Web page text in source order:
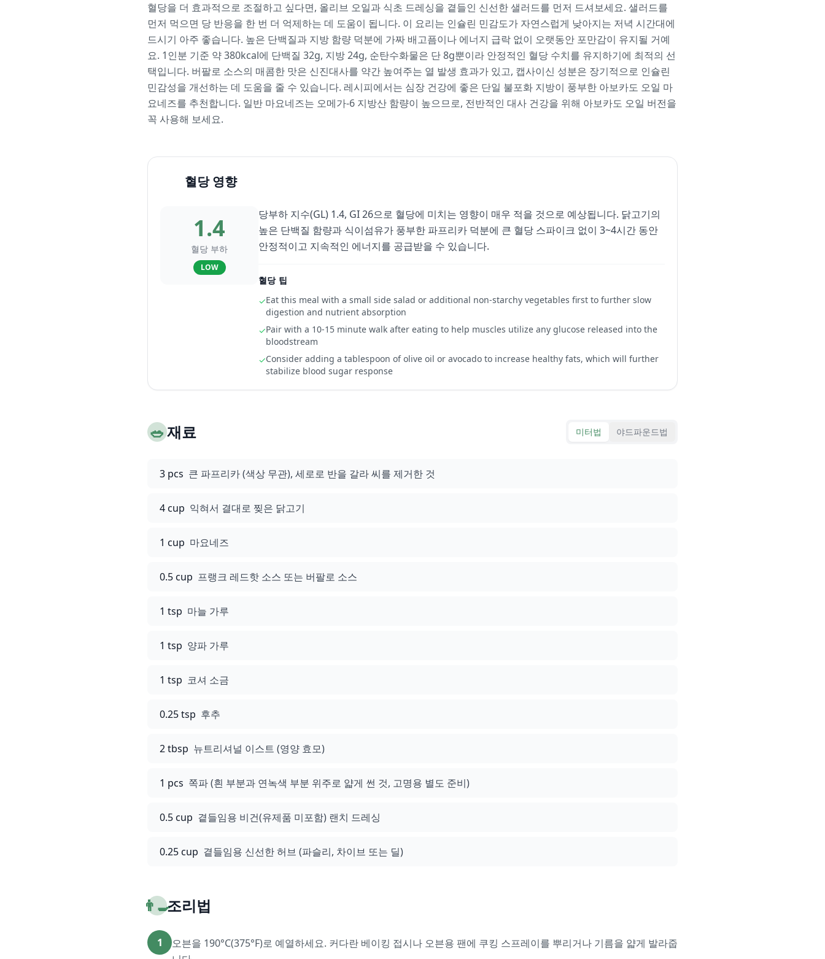
혈당을 더 효과적으로 조절하고 싶다면, 올리브 오일과 식초 드레싱을 곁들인 신선한 샐러드를 먼저 드셔보세요. 샐러드를
먼저 먹으면 당 반응을 한 번 더 억제하는 데 도움이 됩니다. 이 요리는 인슐린 민감도가 자연스럽게 낮아지는 저녁 시간대에
드시기 아주 좋습니다. 높은 단백질과 지방 함량 덕분에 가짜 배고픔이나 에너지 급락 없이 오랫동안 포만감이 유지될 거예
요. 1인분 기준 약 380kcal에 단백질 32g, 지방 24g, 순탄수화물은 단 8g뿐이라 안정적인 혈당 수치를 유지하기에 최적의 선
택입니다. 버팔로 소스의 매콤한 맛은 신진대사를 약간 높여주는 열 발생 효과가 있고, 캡사이신 성분은 장기적으로 인슐린
민감성을 개선하는 데 도움을 줄 수 있습니다. 레시피에서는 심장 건강에 좋은 단일 불포화 지방이 풍부한 아보카도 오일 마
요네즈를 추천합니다. 일반 마요네즈는 오메가-6 지방산 함량이 높으므로, 전반적인 대사 건강을 위해 아보카도 오일 버전을
꼭 사용해 보세요.
혈당 영향
1.4
혈당 부하
LOW
당부하 지수(GL) 1.4, GI 26으로 혈당에 미치는 영향이 매우 적을 것으로 예상됩니다. 닭고기의
높은 단백질 함량과 식이섬유가 풍부한 파프리카 덕분에 큰 혈당 스파이크 없이 3~4시간 동안
안정적이고 지속적인 에너지를 공급받을 수 있습니다.
혈당 팁
✓Eat this meal with a small side salad or additional non-starchy vegetables first to further slow
digestion and nutrient absorption
✓Pair with a 10-15 minute walk after eating to help muscles utilize any glucose released into the
bloodstream
✓Consider adding a tablespoon of olive oil or avocado to increase healthy fats, which will further
stabilize blood sugar response
🥗재료 미터법 야드파운드법
3 pcs 큰 파프리카 (색상 무관), 세로로 반을 갈라 씨를 제거한 것
4 cup 익혀서 결대로 찢은 닭고기
1 cup 마요네즈
0.5 cup 프랭크 레드핫 소스 또는 버팔로 소스
1 tsp 마늘 가루
1 tsp 양파 가루
1 tsp 코셔 소금
0.25 tsp 후추
2 tbsp 뉴트리셔널 이스트 (영양 효모)
1 pcs 쪽파 (흰 부분과 연녹색 부분 위주로 얇게 썬 것, 고명용 별도 준비)
0.5 cup 곁들임용 비건(유제품 미포함) 랜치 드레싱
0.25 cup 곁들임용 신선한 허브 (파슬리, 차이브 또는 딜)
👨‍🍳조리법
1
오븐을 190°C(375°F)로 예열하세요. 커다란 베이킹 접시나 오븐용 팬에 쿠킹 스프레이를 뿌리거나 기름을 얇게 발라줍